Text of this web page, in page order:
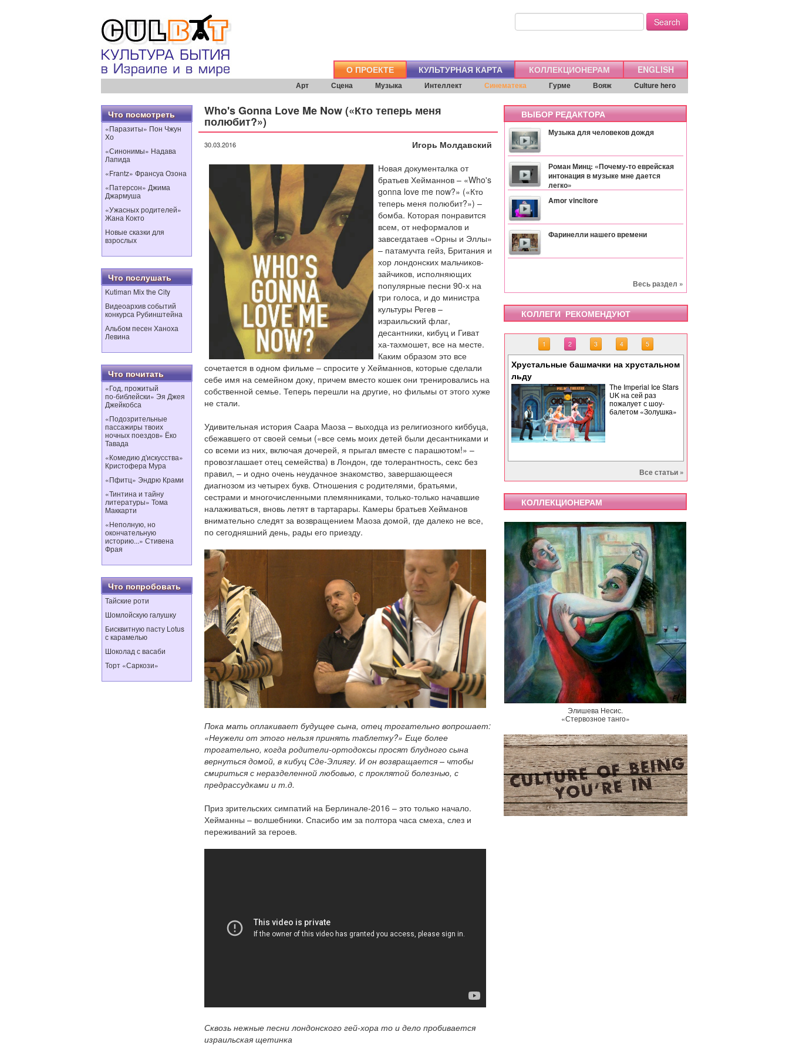
Search
О ПРОЕКТЕ КУЛЬТУРНАЯ КАРТА КОЛЛЕКЦИОНЕРАМ ENGLISH
Арт Сцена Музыка Интеллект Синематека Гурме Вояж Culture hero
Что посмотреть
«Паразиты» Пон Чжун
Хо
«Синонимы» Надава
Лапида
«Frantz» Франсуа Озона
«Патерсон» Джима
Джармуша
«Ужасных родителей»
Жана Кокто
Новые сказки для
взрослых
Что послушать
Kutiman Mix the City
Видеоархив событий
конкурса Рубинштейна
Альбом песен Ханоха
Левина
Что почитать
«Год, прожитый
по‑библейски» Эя Джея
Джейкобса
«Подозрительные
пассажиры твоих
ночных поездов» Ёко
Тавада
«Комедию д'искусства»
Кристофера Мура
«Пфитц» Эндрю Крами
«Тинтина и тайну
литературы» Тома
Маккарти
«Неполную, но
окончательную
историю...» Стивена
Фрая
Что попробовать
Тайские роти
Шомлойскую галушку
Бисквитную пасту Lotus
с карамелью
Шоколад с васаби
Торт «Саркози»
Who's Gonna Love Me Now («Кто теперь меня
полюбит?»)
30.03.2016
Игорь Молдавский
Новая документалка от
братьев Хейманнов – «Who's
gonna love me now?» («Кто
теперь меня полюбит?») –
бомба. Которая понравится
всем, от неформалов и
завсегдатаев «Орны и Эллы»
– патамучта гейз, Британия и
хор лондонских мальчиков-
зайчиков, исполняющих
популярные песни 90-х на
три голоса, и до министра
культуры Регев –
израильский флаг,
десантники, кибуц и Гиват
ха-тахмошет, все на месте.
Каким образом это все
сочетается в одном фильме – спросите у Хейманнов, которые сделали
себе имя на семейном доку, причем вместо кошек они тренировались на
собственной семье. Теперь перешли на другие, но фильмы от этого хуже
не стали.
Удивительная история Саара Маоза – выходца из религиозного киббуца,
сбежавшего от своей семьи («все семь моих детей были десантниками и
со всеми из них, включая дочерей, я прыгал вместе с парашютом!» –
провозглашает отец семейства) в Лондон, где толерантность, секс без
правил, – и одно очень неудачное знакомство, завершающееся
диагнозом из четырех букв. Отношения с родителями, братьями,
сестрами и многочисленными племянниками, только-только начавшие
налаживаться, вновь летят в тартарары. Камеры братьев Хейманов
внимательно следят за возвращением Маоза домой, где далеко не все,
по сегодняшний день, рады его приезду.
Пока мать оплакивает будущее сына, отец трогательно вопрошает:
«Неужели от этого нельзя принять таблетку?» Еще более
трогательно, когда родители-ортодоксы просят блудного сына
вернуться домой, в кибуц Сде-Элиягу. И он возвращается – чтобы
смириться с неразделенной любовью, с проклятой болезнью, с
предрассудками и т.д.
Приз зрительских симпатий на Берлинале-2016 – это только начало.
Хейманны – волшебники. Спасибо им за полтора часа смеха, слез и
переживаний за героев.
Сквозь нежные песни лондонского гей-хора то и дело пробивается
израильская щетинка
ВЫБОР РЕДАКТОРА
Музыка для человеков дождя
Роман Минц: «Почему-то еврейская
интонация в музыке мне дается
легко»
Amor vincitore
Фаринелли нашего времени
Весь раздел »
КОЛЛЕГИ РЕКОМЕНДУЮТ
1 2 3 4 5
Хрустальные башмачки на хрустальном
льду
The Imperial Ice Stars
UK на сей раз
пожалует с шоу-
балетом «Золушка»
Все статьи »
КОЛЛЕКЦИОНЕРАМ
Элишева Несис.
«Стервозное танго»